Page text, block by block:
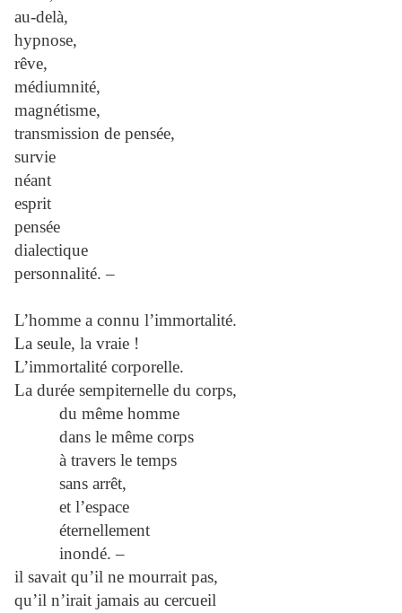
au-delà,
hypnose,
rêve,
médiumnité,
magnétisme,
transmission de pensée,
survie
néant
esprit
pensée
dialectique
personnalité. –
L’homme a connu l’immortalité.
La seule, la vraie !
L’immortalité corporelle.
La durée sempiternelle du corps,
du même homme
dans le même corps
à travers le temps
sans arrêt,
et l’espace
éternellement
inondé. –
il savait qu’il ne mourrait pas,
qu’il n’irait jamais au cercueil